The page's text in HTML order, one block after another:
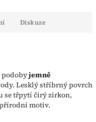
Diskuze
jemně
Lesklý stříbrný povrch
se třpytí čirý zirkon,
motiv.